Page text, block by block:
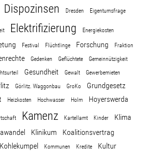
Dispozinsen Dresden Eigentumsfrage
Elektrifizierung Energiekosten
Festival Flüchtlinge Forschung Fraktion
Gedenken Geflüchtete
Gemeinnützigkeit
Gesundheit Gewalt Gewerbemieten
Görlitz. Waggonbau GroKo Grundgesetz
Heizkosten Hochwasser Holm Hoyerswerda
Kamenz Kartellamt Kinder Klima
Klinikum
Koalitionsvertrag
Kohlekumpel Kommunen Kredite Kultur